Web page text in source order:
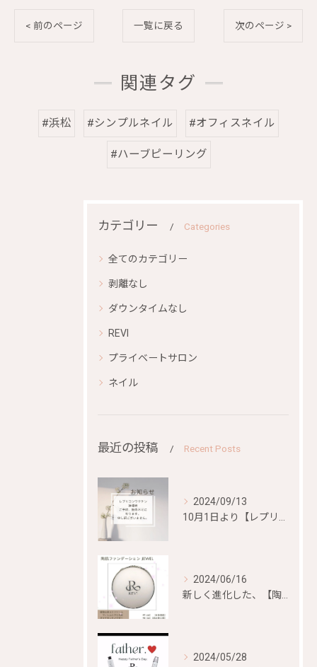
< 前のページ 一覧に戻る 次のページ >
関連タグ
#浜松 #シンプルネイル #オフィスネイル
#ハーブピーリング
カテゴリー Categories
全てのカテゴリー
剥離なし
ダウンタイムなし
REVI
プライベートサロン
ネイル
最近の投稿 Recent Posts
2024/09/13
2024/06/16
2024/05/28